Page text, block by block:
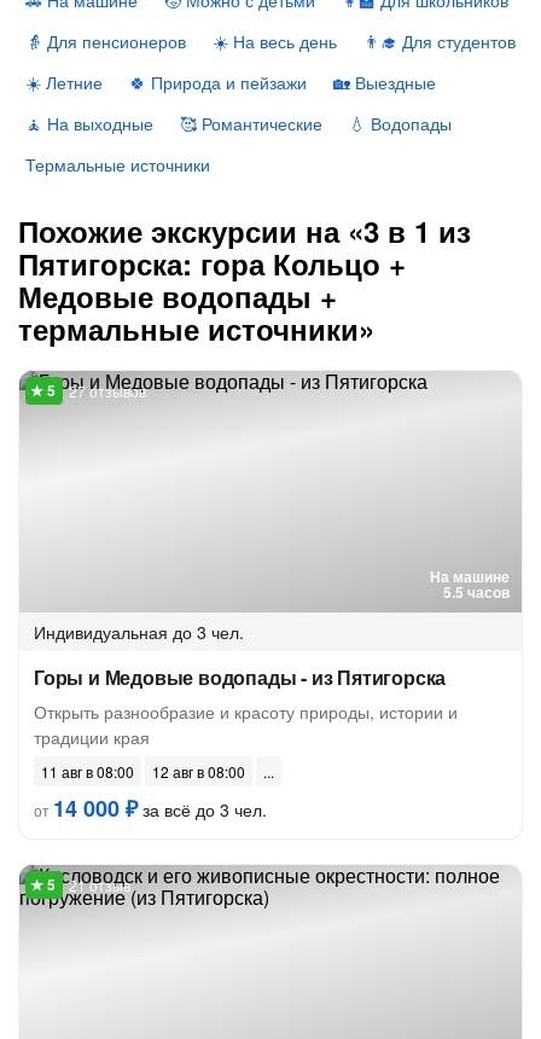
👵 Для пенсионеров
☀️ На весь день
👨‍🎓 Для студентов
☀️ Летние
🍀 Природа и пейзажи
🏡 Выездные
🧘 На выходные
🥰 Романтические
💧 Водопады
Термальные источники
Похожие экскурсии на «3 в 1 из
Пятигорска: гора Кольцо +
Медовые водопады +
термальные источники»
На машине
5.5 часов
27 отзывов
Индивидуальная до 3 чел.
Горы и Медовые водопады - из Пятигорска
Открыть разнообразие и красоту природы, истории и
традиции края
11 авг в 08:00
12 авг в 08:00
от 14 000 ₽за всё до 3 чел.
21 отзыв